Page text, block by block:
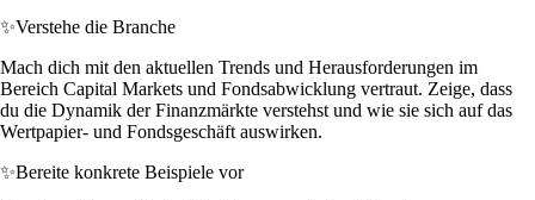
✨Verstehe die Branche
Mach dich mit den aktuellen Trends und Herausforderungen im
Bereich Capital Markets und Fondsabwicklung vertraut. Zeige, dass
du die Dynamik der Finanzmärkte verstehst und wie sie sich auf das
Wertpapier- und Fondsgeschäft auswirken.
✨Bereite konkrete Beispiele vor